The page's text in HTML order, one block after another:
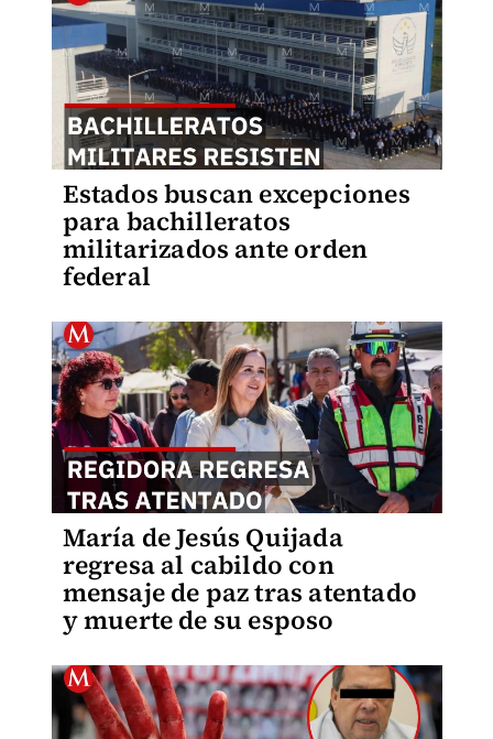
Estados buscan excepciones
para bachilleratos
militarizados ante orden
federal
María de Jesús Quijada
regresa al cabildo con
mensaje de paz tras atentado
y muerte de su esposo